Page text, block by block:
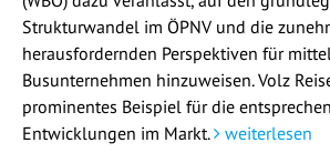
Strukturwandel im ÖPNV und die
herausfordernden Perspektiven für
Busunternehmen hinzuweisen. Volz
prominentes Beispiel für die
Entwicklungen im Markt.
weiterlesen